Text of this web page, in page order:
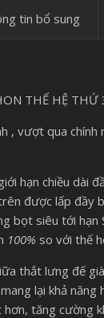
tin bổ sung
THẾ HỆ THỨ
, vượt qua chính
hạn chiều dài
được lấp đầy
bọt siêu tới hạn
100% so với thế
thắt lưng đế
lại khả
hơn, tăng cường